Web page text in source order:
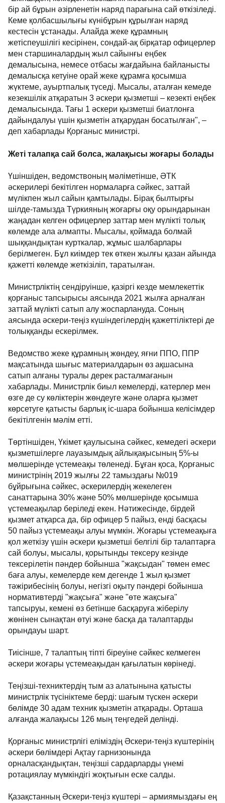
бір ай бұрын әзірленетін наряд парағына сай өткізіледі.
Кеме қолбасшылығы күнібұрын құрылған наряд
кестесін ұстанады. Алайда жеке құрамның
жетіспеушілігі кесірінен, сондай-ақ бірқатар офицерлер
мен старшиналардың жыл сайынғы еңбек
демалысына, немесе отбасы жағдайына байланысты
демалысқа кетуіне орай жеке құрамға қосымша
жүктеме, ауыртпалық түседі. Мысалы, аталған кемеде
кезекшілік атқаратын 3 әскери қызметші – кезекті еңбек
демалысында. Тағы 1 әскери қызметші биатлонға
дайындалуы үшін қызметін атқарудан босатылған", –
деп хабарлады Қорғаныс министрі.
Жеті талапқа сай болса, жалақысы жоғары болады
Үшіншіден, ведомствоның мәліметінше, ӘТК
әскерилері бекітілген нормаларға сәйкес, заттай
мүлікпен жыл сайын қамтылады. Бірақ былтырғы
шілде-тамызда Түркияның жоғарғы оқу орындарынан
жаңадан келген офицерлер заттар мен мүлікті толық
көлемде ала алмапты. Мысалы, қоймада болмай
шыққандықтан курткалар, жұмыс шалбарлары
берілмеген. Бұл киімдер тек өткен жылғы қазан айында
қажетті көлемде жеткізіліп, таратылған.
Министрліктің сендіруінше, қазіргі кезде мемлекеттік
қорғаныс тапсырысы аясында 2021 жылға арналған
заттай мүлікті сатып алу жоспарлануда. Соның
аясында әскери-теңіз күшіндегілердің қажеттіліктері де
толыққанды ескерілмек.
Ведомство жеке құрамның жөндеу, яғни ППО, ППР
мақсатында шығыс материалдарын өз ақшасына
сатып алғаны туралы дерек расталмағанын
хабарлады. Министрлік биыл кемелерді, катерлер мен
өзге де су көліктерін жөндеуге және оларға қызмет
көрсетуге қатысты барлық іс-шара бойынша келісімдер
бекітілгенін мәлім етті.
Төртіншіден, Үкімет қаулысына сәйкес, кемедегі әскери
қызметшілерге лауазымдық айлықақысының 5%-ы
мөлшерінде үстемеақы төленеді. Бұған қоса, Қорғаныс
министрінің 2019 жылғы 22 тамыздағы №019
бұйрығына сәйкес, әскерилердің жекелеген
санаттарына 30% және 50% мөлшерінде қосымша
үстемеақылар беріледі екен. Нәтижесінде, бірдей
қызмет атқарса да, бір офицер 5 пайыз, енді басқасы
50 пайыз үстемеақы алуы мүмкін. Жоғары үстемеақыға
қол жеткізу үшін әскери қызметші белгілі бір талаптарға
сай болуы, мысалы, қорытынды тексеру кезінде
тексерілетін пәндер бойынша "жақсыдан" төмен емес
баға алуы, кемелерде кем дегенде 1 жыл қызмет
тәжірибесінің болуы, негізгі оқыту пәндері бойынша
нормативтерді "жақсыға" және "өте жақсыға"
тапсыруы, кемені өз бетінше басқаруға жіберілу
жөнінен сынақтан өтуі және басқа да талаптарды
орындауы шарт.
Тиісінше, 7 талаптың тіпті біреуіне сәйкес келмеген
әскери жоғары үстемеақыдан қағылатын көрінеді.
Теңізші-техниктердің тым аз алатынына қатысты
министрлік түсініктеме берді: шағым түскен әскери
бөлімде 30 адам техник қызметін атқарады. Орташа
алғанда жалақысы 126 мың теңгедей делінді.
Қорғаныс министрлігі еліміздің Әскери-теңіз күштерінің
әскери бөлімдері Ақтау гарнизонында
орналасқандықтан, теңізші сардарларды үнемі
ротациялау мүмкіндігі жоқтығын еске салды.
Қазақстанның Әскери-теңіз күштері – армиямыздағы ең